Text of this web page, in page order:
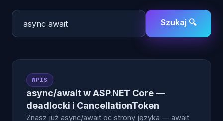
Szukaj 🔍
WPIS
async/await w ASP.NET Core —
deadlocki i CancellationToken
Znasz już async/await od strony języka — await